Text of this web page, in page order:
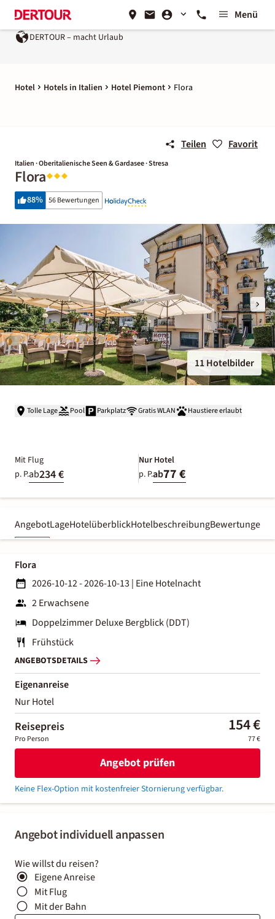
Menü
DERTOUR – macht Urlaub
Hotel Hotels in Italien Hotel Piemont Flora
Teilen Favorit
Italien · Oberitalienische Seen & Gardasee · Stresa
Flora
88% 56 Bewertungen
11 Hotelbilder
Tolle Lage Pool Parkplatz Gratis WLAN Haustiere erlaubt
Mit Flug
p. P.ab234 €
Nur Hotel
p. P.ab77 €
AngebotLageHotelüberblickHotelbeschreibungBewertungen
Angebot individuell anpassen
Wie willst du reisen?
Eigene Anreise
Mit Flug
Mit der Bahn
Flora
2026-10-12 - 2026-10-13 | Eine Hotelnacht
2 Erwachsene
Doppelzimmer Deluxe Bergblick (DDT)
Frühstück
ANGEBOTSDETAILS
Eigenanreise
Nur Hotel
Reisepreis 154 €
Pro Person 77 €
Angebot prüfen
Keine Flex-Option mit kostenfreier Stornierung verfügbar.